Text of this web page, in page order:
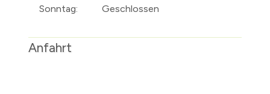
Sonntag:
Geschlossen
Anfahrt